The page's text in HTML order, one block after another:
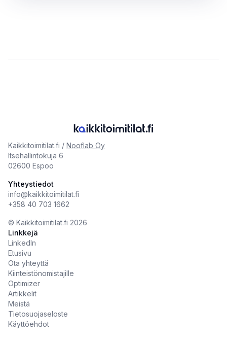
Kaikkitoimitilat.fi / Nooflab Oy
Itsehallintokuja 6
02600 Espoo
Yhteystiedot
info@kaikkitoimitilat.fi
+358 40 703 1662
©️ Kaikkitoimitilat.fi 2026
Linkkejä
LinkedIn
Etusivu
Ota yhteyttä
Kiinteistönomistajille
Optimizer
Artikkelit
Meistä
Tietosuojaseloste
Käyttöehdot